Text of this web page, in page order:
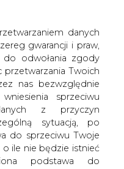
danych
gwarancji i praw,
odwołania zgody
przetwarzania Twoich
nas bezwzględnie
sprzeciwu
z przyczyn
sytuacją, po
do sprzeciwu Twoje
ile nie będzie istnieć
podstawa do
i energię
Życie Kalisza.
nie ma żadnego
gazeta zwraca uwagę,
jest jednoznacznie